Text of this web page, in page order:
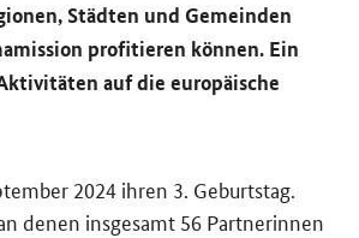
Städ­ten und Ge­mein­den
pro­fi­tie­ren kön­nen. Ein
auf die eu­ro­päi­sche
2024 ihren 3. Ge­burts­tag.
denen ins­ge­samt 56 Part­ne­rin­nen